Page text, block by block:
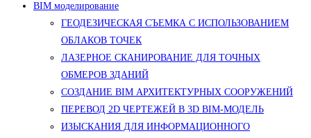
BIM моделирование
ГЕОДЕЗИЧЕСКАЯ СЪЕМКА С ИСПОЛЬЗОВАНИЕМ
ОБЛАКОВ ТОЧЕК
ЛАЗЕРНОЕ СКАНИРОВАНИЕ ДЛЯ ТОЧНЫХ
ОБМЕРОВ ЗДАНИЙ
СОЗДАНИЕ BIM АРХИТЕКТУРНЫХ СООРУЖЕНИЙ
ПЕРЕВОД 2D ЧЕРТЕЖЕЙ В 3D BIM-МОДЕЛЬ
ИЗЫСКАНИЯ ДЛЯ ИНФОРМАЦИОННОГО